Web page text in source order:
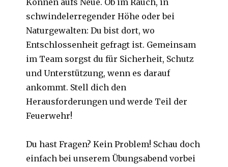
Können aufs Neue. Ob im Rauch, in
schwindelerregender Höhe oder bei
Naturgewalten: Du bist dort, wo
Entschlossenheit gefragt ist. Gemeinsam
im Team sorgst du für Sicherheit, Schutz
und Unterstützung, wenn es darauf
ankommt. Stell dich den
Herausforderungen und werde Teil der
Feuerwehr!
Du hast Fragen? Kein Problem! Schau doch
einfach bei unserem Übungsabend vorbei